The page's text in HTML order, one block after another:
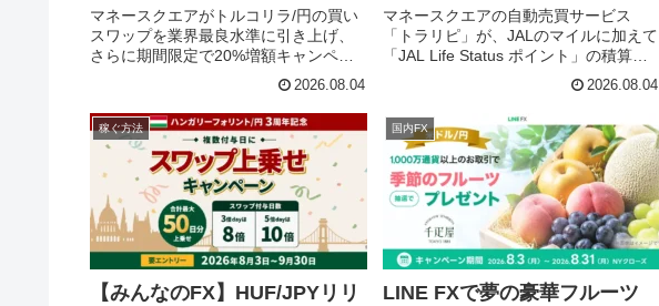
も！
マネースクエアがトルコリラ/円の買い
スワップを業界最良水準に引き上げ、
さらに期間限定で20%増額キャンペー
ンを実施します。高金利通貨の魅力
と、忙しい方でも始めやすい自動売買
「トラリピ」で、あなたの資産形成を
応援します！
2026.08.04
ントもゲット！
マネースクエアの自動売買サービス
「トラリピ」が、JALのマイルに加えて
「JAL Life Status ポイント」の積算を
開始！FX・CFDの運用で旅がもっと豊
かになる、ファン待望の新サービスを
ご紹介します。
2026.08.04
稼ぐ方法
【みんなのFX】HUF/JPYリリ
国内FX
LINE FXで夢の豪華フルーツ